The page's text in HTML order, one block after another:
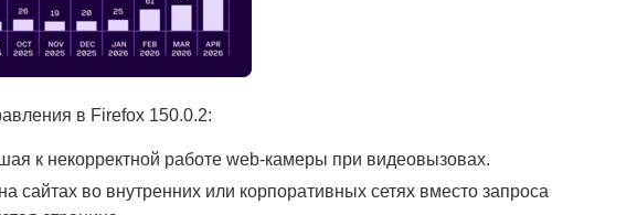
в Firefox 150.0.2:
к некорректной работе web-камеры при видеовызовах.
сайтах во внутренних или корпоративных сетях вместо запроса